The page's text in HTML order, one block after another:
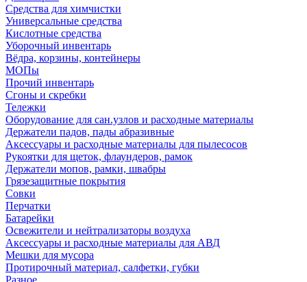
Средства для химчистки
Универсальные средства
Кислотные средства
Уборочный инвентарь
Вёдра, корзины, контейнеры
МОПы
Прочий инвентарь
Сгоны и скребки
Тележки
Оборудование для сан.узлов и расходные материалы
Держатели падов, пады абразивные
Аксессуары и расходные материалы для пылесосов
Рукоятки для щеток, флаундеров, рамок
Держатели мопов, рамки, швабры
Грязезащитные покрытия
Совки
Перчатки
Батарейки
Освежители и нейтрализаторы воздуха
Аксессуары и расходные материалы для АВД
Мешки для мусора
Протирочный материал, салфетки, губки
Разное